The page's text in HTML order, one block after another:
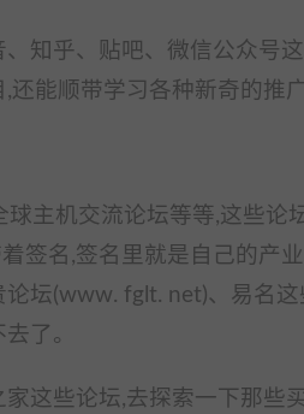
知乎、贴吧、微信公众号
能顺带学习各种新奇的推
主机交流论坛等等,这些论
签名,签名里就是自己的产
坛(www. fglt. net)、易名
了。
这些论坛,去探索一下那些